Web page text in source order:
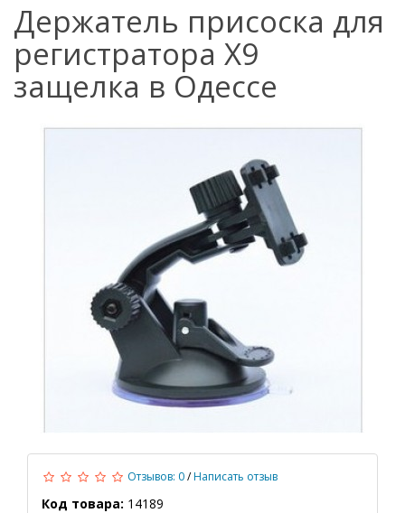
Держатель присоска для
регистратора X9
защелка в Одессе
Отзывов: 0/Написать отзыв
Код товара: 14189